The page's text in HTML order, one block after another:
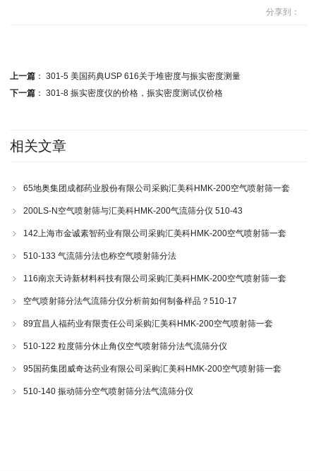
分享到：
上一篇： 301-5 美国药典USP 616关于堆密度与振实密度测量
下一篇： 301-8 振实密度仪的价格，振实密度测试仪价格
相关文章
65地奥集团成都药业股份有限公司采购汇美科HMK-200空气喷射筛一套
200LS-N空气喷射筛与汇美科HMK-200气流筛分仪 510-43
142上海市金诚素智药业有限公司采购汇美科HMK-200空气喷射筛一套
510-133 气流筛分法也称空气喷射筛分法
116南京天诗新材料科技有限公司采购汇美科HMK-200空气喷射筛一套
空气喷射筛分法气流筛分仪分析前如何制备样品？510-17
89宜昌人福药业有限责任公司采购汇美科HMK-200空气喷射筛一套
510-122 粒度筛分休止角仪空气喷射筛分法气流筛分仪
95国药集团威奇达药业有限公司采购汇美科HMK-200空气喷射筛一套
510-140 振动筛分空气喷射筛分法气流筛分仪